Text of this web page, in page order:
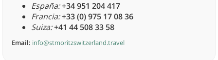
España:+34 951 204 417
Francia:+33 (0) 975 17 08 36
Suiza:+41 44 508 33 58
Email: info@stmoritzswitzerland.travel